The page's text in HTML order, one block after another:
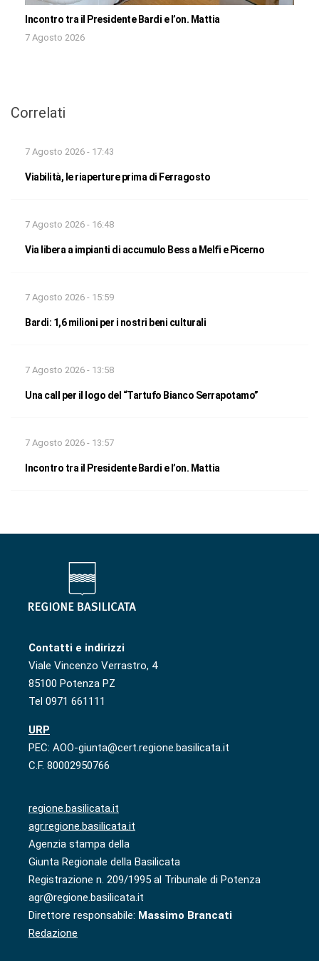
Incontro tra il Presidente Bardi e l’on. Mattia
7 Agosto 2026
Correlati
7 Agosto 2026 - 17:43
Viabilità, le riaperture prima di Ferragosto
7 Agosto 2026 - 16:48
Via libera a impianti di accumulo Bess a Melfi e Picerno
7 Agosto 2026 - 15:59
Bardi: 1,6 milioni per i nostri beni culturali
7 Agosto 2026 - 13:58
Una call per il logo del “Tartufo Bianco Serrapotamo”
7 Agosto 2026 - 13:57
Incontro tra il Presidente Bardi e l’on. Mattia
Contatti e indirizzi
Viale Vincenzo Verrastro, 4
85100 Potenza PZ
Tel 0971 661111
URP
PEC: AOO-giunta@cert.regione.basilicata.it
C.F. 80002950766
regione.basilicata.it
agr.regione.basilicata.it
Agenzia stampa della
Giunta Regionale della Basilicata
Registrazione n. 209/1995 al Tribunale di Potenza
agr@regione.basilicata.it
Direttore responsabile: Massimo Brancati
Redazione